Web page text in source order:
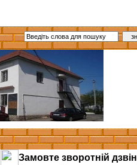
Замовте зворотній